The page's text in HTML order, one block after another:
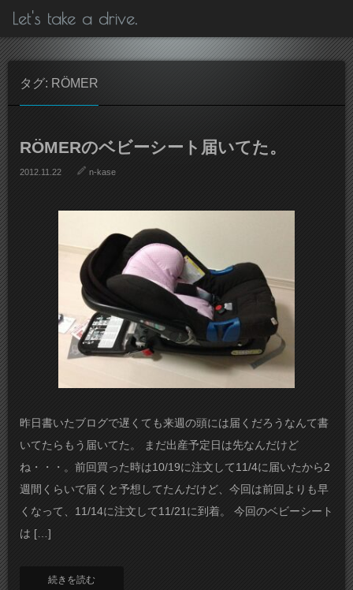
Let's take a drive.
タグ: RÖMER
RÖMERのベビーシート届いてた。
2012.11.22 n-kase
昨日書いたブログで遅くても来週の頭には届くだろうなんて書
いてたらもう届いてた。 まだ出産予定日は先なんだけど
ね・・・。前回買った時は10/19に注文して11/4に届いたから2
週間くらいで届くと予想してたんだけど、今回は前回よりも早
くなって、11/14に注文して11/21に到着。 今回のベビーシート
は […]
続きを読む